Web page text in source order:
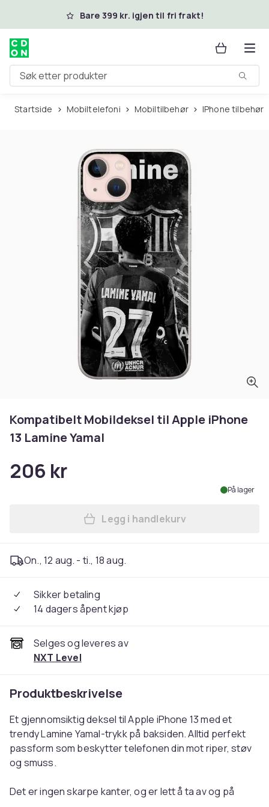
Hopp til hovedinnholdBare 399 kr. igjen til fri frakt!
Søk etter produkter
Startside Mobiltelefoni Mobiltilbehør iPhone tilbehør
Kompatibelt Mobildeksel til Apple iPhone
13 Lamine Yamal
206 kr
På lager
Legg Kompatibelt
Legg i handlekurv
On., 12 aug. - ti., 18 aug.
Sikker betaling
14 dagers åpent kjøp
Selges og leveres av
NXT Level
Produktbeskrivelse
Et gjennomsiktig deksel til Apple iPhone 13 med et
trendy Lamine Yamal-trykk på baksiden. Alltid perfekt
passform som beskytter telefonen din mot riper, støv
og smuss.
Det er ingen skarpe kanter, og er lett å ta av og på